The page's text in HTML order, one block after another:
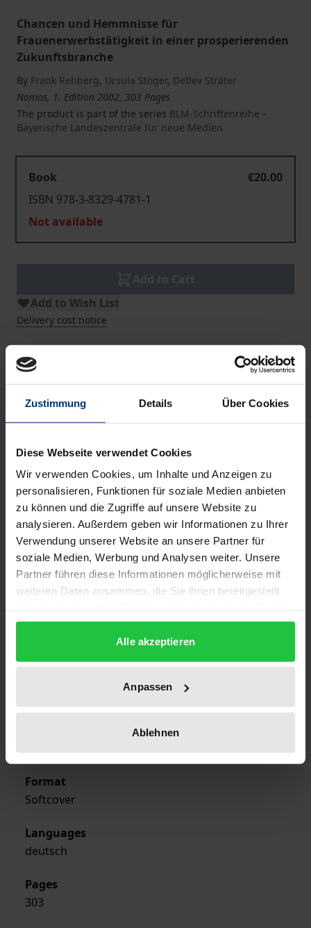
Zustimmung Details Über Cookies
Diese Webseite verwendet Cookies
Wir verwenden Cookies, um Inhalte und Anzeigen zu
personalisieren, Funktionen für soziale Medien anbieten
zu können und die Zugriffe auf unsere Website zu
analysieren. Außerdem geben wir Informationen zu Ihrer
Verwendung unserer Website an unsere Partner für
soziale Medien, Werbung und Analysen weiter. Unsere
Partner führen diese Informationen möglicherweise mit
weiteren Daten zusammen, die Sie ihnen bereitgestellt
gesammelt haben.
Alle akzeptieren
Anpassen
Ablehnen
Chancen und Hemmnisse für
Frauenerwerbstätigkeit in einer prosperierenden
Zukunftsbranche
By Frank Rehberg, Ursula Stöger, Detlev Sträter
Nomos, 1. Edition 2002, 303 Pages
The product is part of the series BLM-Schriftenreihe –
Bayerische Landeszentrale für neue Medien
Book
€20.00
ISBN 978-3-8329-4781-1
Not available
Add to Wish List
Delivery cost notice
1
ISBN
978-3-8329-4781-1
Subtitle
Chancen und Hemmnisse für
Frauenerwerbstätigkeit in einer prosperierenden
Zukunftsbranche
Format
Softcover
Languages
deutsch
Pages
303